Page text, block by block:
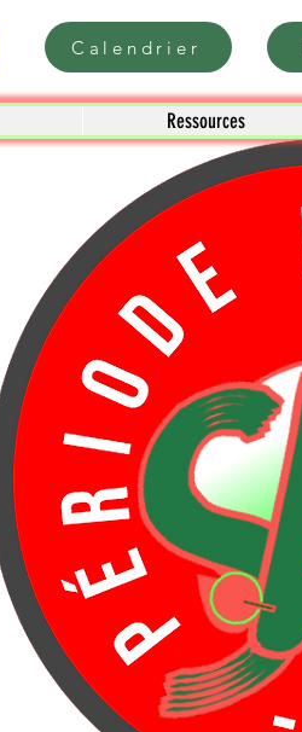
Calendrier
Ressources